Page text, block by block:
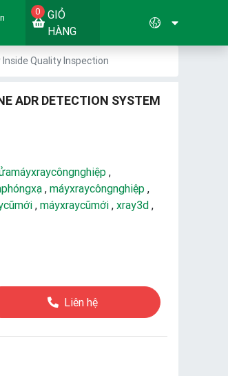
GIỎ
HÀNG
0
Inside Quality Inspection
ADR DETECTION SYSTEM
,
, máyxraycôngnghiệp,
, máyxraycũmới, xray3d,
Liên hệ